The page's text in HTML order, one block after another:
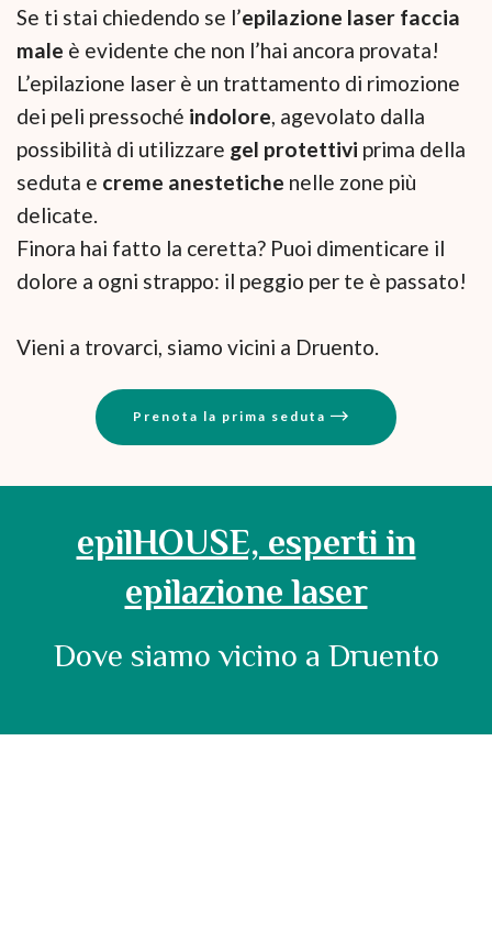
Se ti stai chiedendo se l’epilazione laser faccia
male è evidente che non l’hai ancora provata!
L’epilazione laser è un trattamento di rimozione
dei peli pressoché indolore, agevolato dalla
possibilità di utilizzare gel protettivi prima della
seduta e creme anestetiche nelle zone più
delicate.
Finora hai fatto la ceretta? Puoi dimenticare il
dolore a ogni strappo: il peggio per te è passato!
Vieni a trovarci, siamo vicini a Druento.
Prenota la prima seduta
epilHOUSE, esperti in
epilazione laser
Dove siamo vicino a Druento